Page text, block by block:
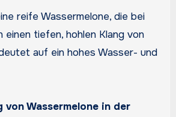
reife Wassermelone, die bei
einen tiefen, hohlen Klang von
auf ein hohes Wasser- und
von Wassermelone in der